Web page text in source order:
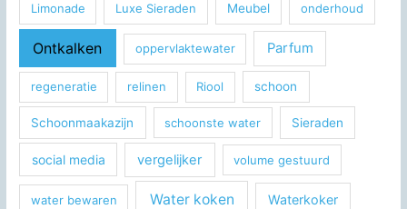
Limonade Luxe Sieraden Meubel onderhoud
Ontkalken oppervlaktewater Parfum
regeneratie relinen Riool schoon
Schoonmaakazijn schoonste water Sieraden
social media vergelijker volume gestuurd
water bewaren Water koken Waterkoker